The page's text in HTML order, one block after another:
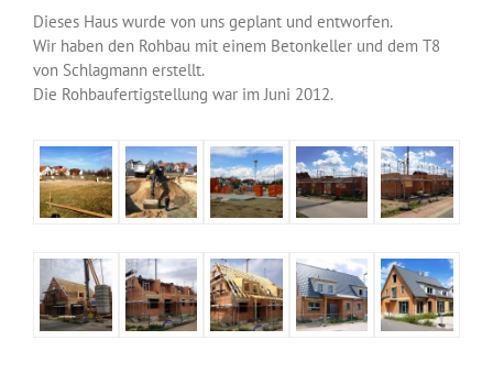
Dieses Haus wurde von uns geplant und entworfen.
Wir haben den Rohbau mit einem Betonkeller und dem T8
von Schlagmann erstellt.
Die Rohbaufertigstellung war im Juni 2012.